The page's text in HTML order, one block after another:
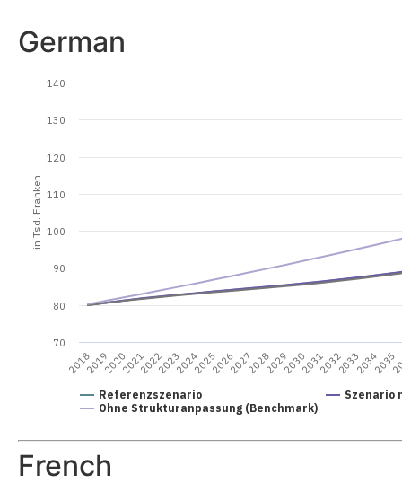
German
in Tsd. Franken
Referenzszenario
Szenario
Ohne Strukturanpassung (Benchmark)
201820192020202120222023202420252026202720282029203020312032203320342035
70
80
90
100
110
120
130
140
French